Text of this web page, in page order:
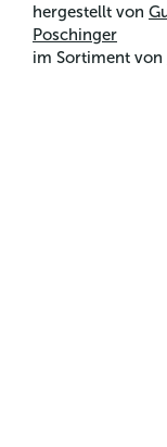
hergestellt von
Poschinger
im Sortiment von